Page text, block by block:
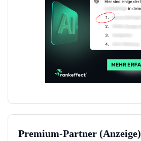
Premium-Partner (Anzeige)